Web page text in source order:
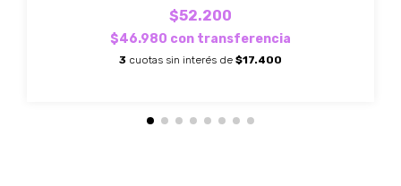
$52.200
$46.980 con transferencia
3 cuotas sin interés de $17.400